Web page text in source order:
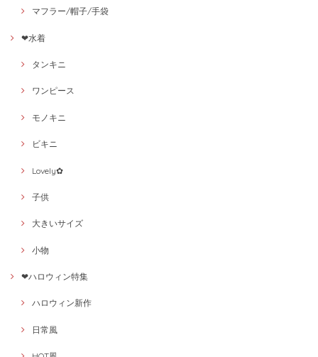
マフラー/帽子/手袋
❤水着
タンキニ
ワンピース
モノキニ
ビキニ
Lovely✿
子供
大きいサイズ
小物
❤ハロウィン特集
ハロウィン新作
日常風